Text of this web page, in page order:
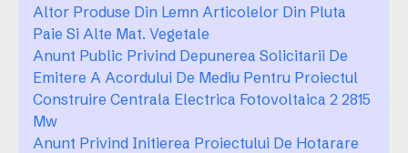
Altor Produse Din Lemn Articolelor Din Pluta
Paie Si Alte Mat. Vegetale
Anunt Public Privind Depunerea Solicitarii De
Emitere A Acordului De Mediu Pentru Proiectul
Construire Centrala Electrica Fotovoltaica 2 2815
Mw
Anunt Privind Initierea Proiectului De Hotarare